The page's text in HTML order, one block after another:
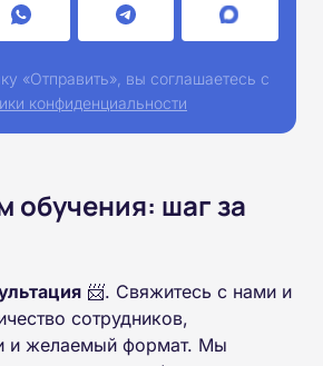
«Отправить», вы соглашаетесь с
конфиденциальности
обучения: шаг за
📨. Свяжитесь с нами и
сотрудников,
и желаемый формат. Мы